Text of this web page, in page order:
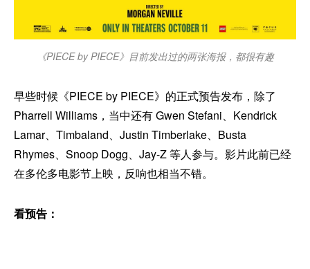
《PIECE by PIECE》目前发出过的两张海报，都很有趣
早些时候《PIECE by PIECE》的正式预告发布，除了
Pharrell Williams，当中还有 Gwen Stefani、Kendrick
Lamar、Timbaland、Justin Timberlake、Busta
Rhymes、Snoop Dogg、Jay-Z 等人参与。影片此前已经
在多伦多电影节上映，反响也相当不错。
看预告：